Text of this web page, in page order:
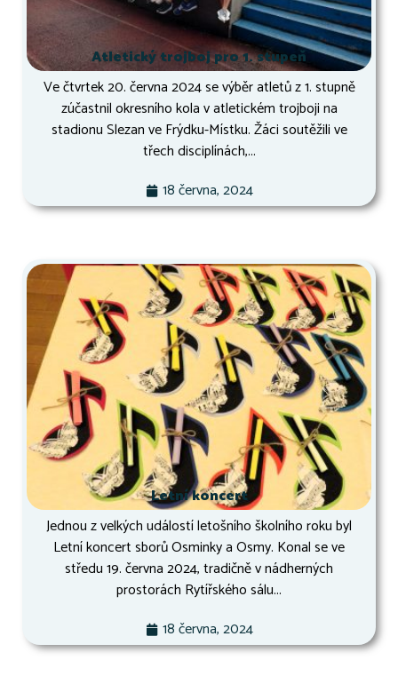
Atletický trojboj pro 1. stupeň
Ve čtvrtek 20. června 2024 se výběr atletů z 1. stupně
zúčastnil okresního kola v atletickém trojboji na
stadionu Slezan ve Frýdku-Místku. Žáci soutěžili ve
třech disciplínách,...
18 června, 2024
Letní koncert
Jednou z velkých událostí letošního školního roku byl
Letní koncert sborů Osminky a Osmy. Konal se ve
středu 19. června 2024, tradičně v nádherných
prostorách Rytířského sálu...
18 června, 2024